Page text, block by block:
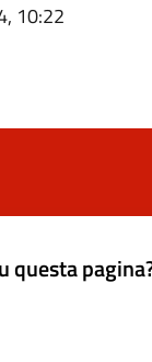
10:22
questa